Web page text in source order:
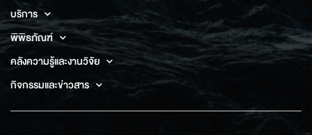
บริการ
พิพิธภัณฑ์
คลังความรู้และงานวิจัย
กิจกรรมและข่าวสาร